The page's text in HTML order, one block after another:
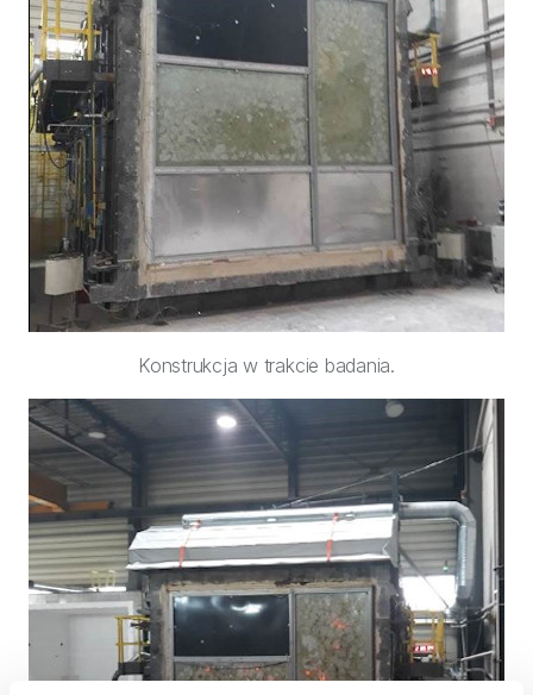
Konstrukcja w trakcie badania.